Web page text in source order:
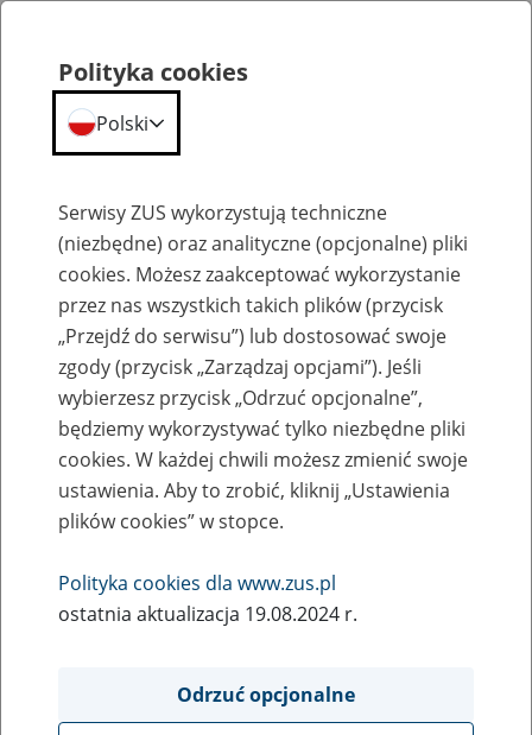
Przepraszamy,
podana strona nie została znaleziona.
Błąd 404
Przejdź do strony głównej
Polityka cookies
Polski
Serwisy ZUS wykorzystują techniczne
(niezbędne) oraz analityczne (opcjonalne) pliki
cookies. Możesz zaakceptować wykorzystanie
przez nas wszystkich takich plików (przycisk
„Przejdź do serwisu”) lub dostosować swoje
zgody (przycisk „Zarządzaj opcjami”). Jeśli
wybierzesz przycisk „Odrzuć opcjonalne”,
będziemy wykorzystywać tylko niezbędne pliki
cookies. W każdej chwili możesz zmienić swoje
ustawienia. Aby to zrobić, kliknij „Ustawienia
plików cookies” w stopce.
Polityka cookies dla www.zus.pl
ostatnia aktualizacja 19.08.2024 r.
Odrzuć opcjonalne